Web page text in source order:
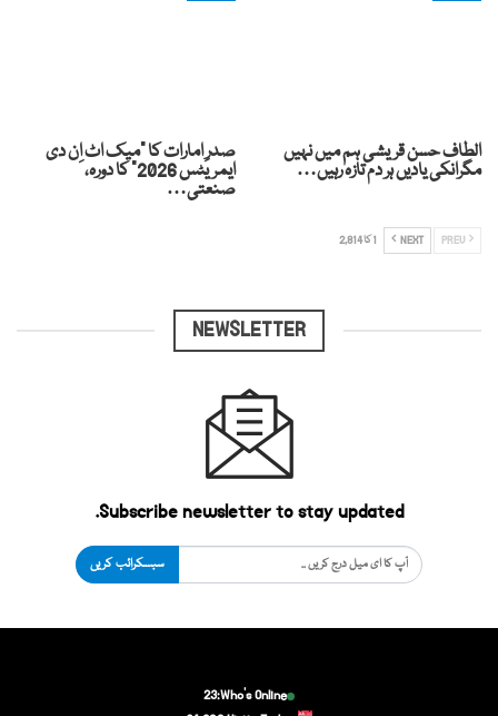
الطاف حسن قریشی ہم میں نہیں
مگرانکی یادیں ہر دم تازہ رہیں…
صدرِ امارات کا “میک اٹ اِن دی
ایمریٹس 2026” کا دورہ،
صنعتی…
NEXT 1 کا 2,814
NEWSLETTER
Subscribe newsletter to stay updated.
سبسکرائب کریں
Who's Online:
23